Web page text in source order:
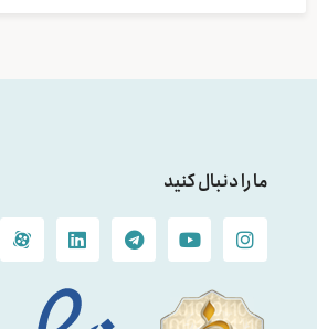
ما را دنبال کنید